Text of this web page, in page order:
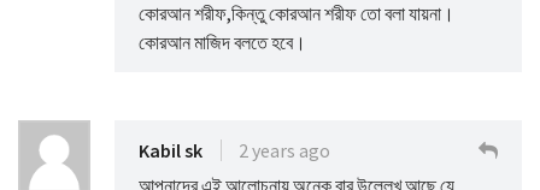
কোরআন শরীফ,কিন্তু কোরআন শরীফ তো বলা যায়না।
কোরআন মাজিদ বলতে হবে।
Kabil sk
2 years ago